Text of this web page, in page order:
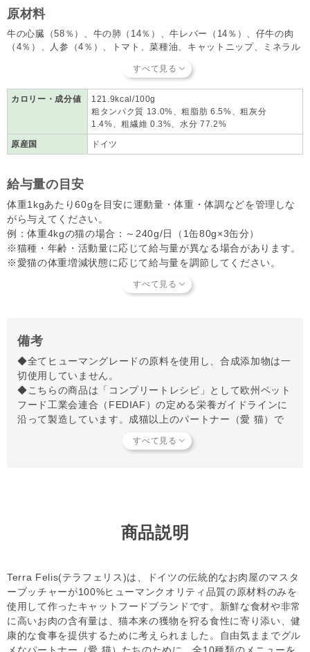
原材料
牛の心臓（58％）、牛の肺（14％）、牛レバー（14％）、仔牛の肉
（4％）、人参（4％）、トマト、菜種油、キャットニップ、ミネラル
カロリー・成分値
121.9kcal/100g
粗タンパク質 13.0%、粗脂肪 6.5%、粗灰分
1.4%、粗繊維 0.3%、水分 77.2%
原産国 ドイツ
給与量の目安
体重1kgあたり60gを目安に運動量・体重・体調などを管理しな
がら与えてください。
例：体重4kgの猫の場合：～240g/日（1缶80g×3缶分）
※猫種・年齢・活動量に応じて給与量が異なる場合があります。
※愛猫の体重増減状態に応じて給与量を調節してください。
備考
◆全てヒューマングレードの原料を使用し、合成添加物は一
切使用していません。
◆こちらの商品は「コンプリートレシピ」として欧州ペット
フード工業会連合（FEDIAF）の定める栄養ガイドラインに
沿って製造しています。成猫以上のパートナー（愛 猫）で
◆缶の裏側に白いマークがついていますが、これは不良品で
浄する際にわずかに付着物が残り、そのまま加熱した場合に
発生するとのことです。何とぞご了承ください。
当店では独自の安全基準を設け、原材料そのものの品質やパ
ートナーへの安全性を確認できた商品だけを取り扱っていま
す。 商品形状のバラつき や 商品導入スタンスについて詳しく
はこちらをご覧ください。
【キャンセルについてご注意】
商品説明
Terra Felis(テラフェリス)は、ドイツの伝統的なお肉屋のマスタ
ーブッチャーが100%ヒューマンクオリティ品質の原材料のみを
使用して作ったキャットフードブランドです。新鮮な食材や非常
に高いお肉の含有量は、猫本来の獲物を狩る食性に寄り添い、健
康的な食事を提供するために考えられました。自由気ままでグル